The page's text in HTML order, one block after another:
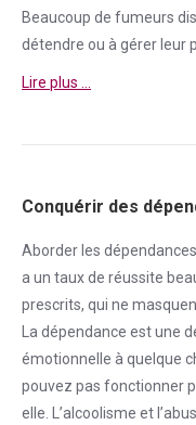
Beaucoup de fumeurs
détendre ou à gérer leur
Lire plus …
Conquérir des
Aborder les
a un taux de réussite
prescrits, qui ne
La dépendance est une
émotionnelle à quelque
pouvez pas fonctionner
elle. L’alcoolisme et